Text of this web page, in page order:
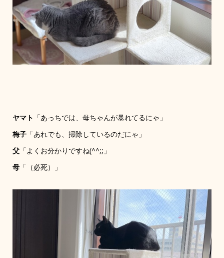
ヤマト 「あっちでは、母ちゃんが暴れてるにゃ」
梅子「あれでも、掃除しているのだにゃ」
父「よくお分かりですね(^^;;」
母「（必死）」